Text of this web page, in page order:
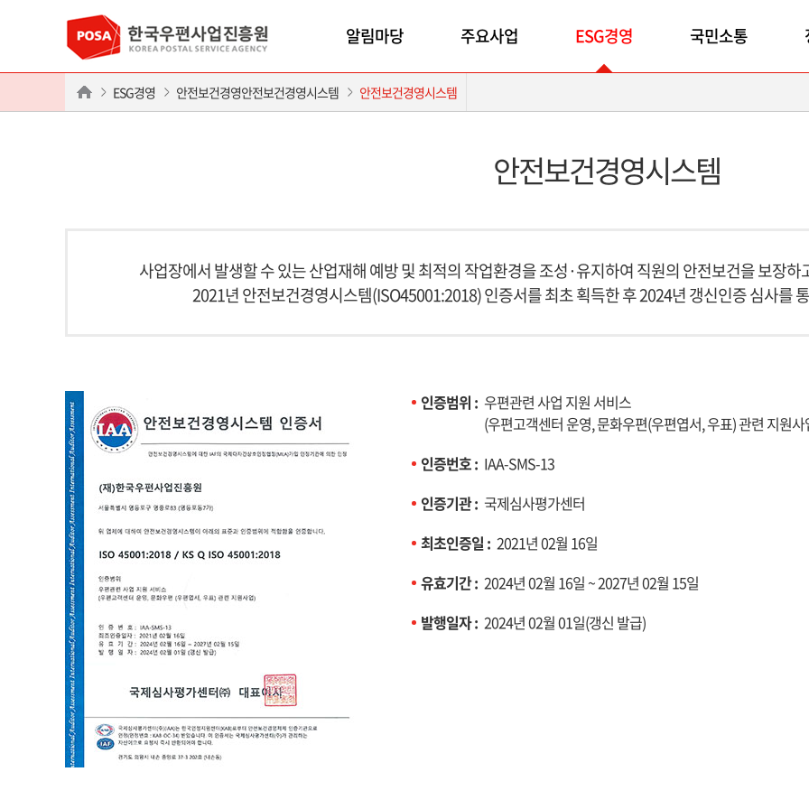
알림마당 주요사업 ESG경영 국민소통
ESG경영 안전보건경영안전보건경영시스템 안전보건경영시스템
안전보건경영시스템
사업장에서 발생할 수 있는 산업재해 예방 및 최적의 작업환경을 조성·유지하여 직원의 안전보건을 보장
2021년 안전보건경영시스템(ISO45001:2018) 인증서를 최초 획득한 후 2024년 갱신인증 심사를
인증범위 : 우편관련 사업 지원 서비스
(우편고객센터 운영, 문화우편(우편엽서, 우표) 관련 지원사
인증번호 : IAA-SMS-13
인증기관 : 국제심사평가센터
최초인증일 : 2021년 02월 16일
유효기간 : 2024년 02월 16일 ~ 2027년 02월 15일
발행일자 : 2024년 02월 01일(갱신 발급)